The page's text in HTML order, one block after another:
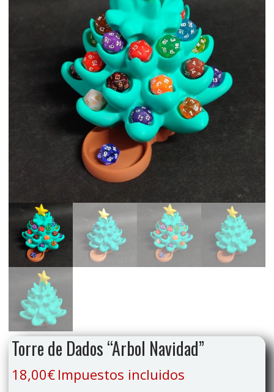
Torre de Dados “Arbol Navidad”
18,00€ Impuestos incluidos